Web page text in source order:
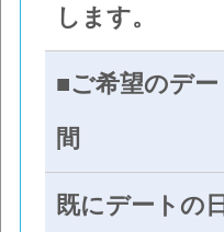
します。
■ご希望のデ
間
既にデートの